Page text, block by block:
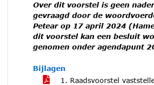
Over dit voorstel is geen
gevraagd door de
Petear op 17 april 2024
dit voorstel kan een besluit
genomen onder agendapunt
Bijlagen
1. Raadsvoorstel